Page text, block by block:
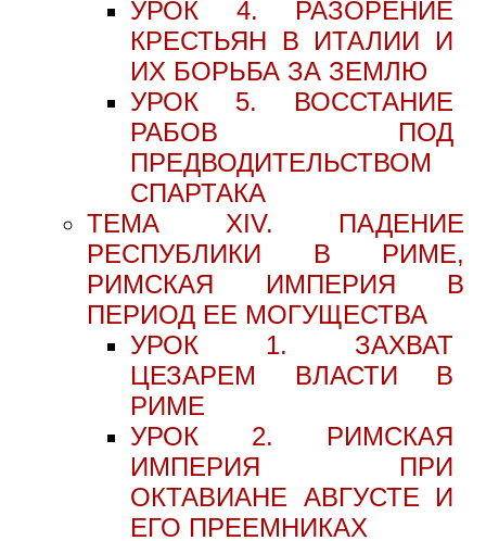
УРОК 4. РАЗОРЕНИЕ
КРЕСТЬЯН В ИТАЛИИ И
ИХ БОРЬБА ЗА ЗЕМЛЮ
УРОК 5. ВОССТАНИЕ
РАБОВ ПОД
ПРЕДВОДИТЕЛЬСТВОМ
СПАРТАКА
ТЕМА XIV. ПАДЕНИЕ
РЕСПУБЛИКИ В РИМЕ,
РИМСКАЯ ИМПЕРИЯ В
ПЕРИОД ЕЕ МОГУЩЕСТВА
УРОК 1. ЗАХВАТ
ЦЕЗАРЕМ ВЛАСТИ В
РИМЕ
УРОК 2. РИМСКАЯ
ИМПЕРИЯ ПРИ
ОКТАВИАНЕ АВГУСТЕ И
ЕГО ПРЕЕМНИКАХ